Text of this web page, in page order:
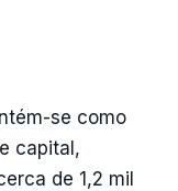
se como
capital,
de 1,2 mil